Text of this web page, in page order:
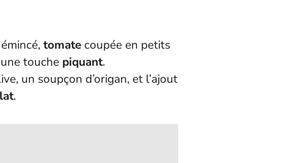
émincé,tomate coupée en petits
touche piquant.
un soupçon d’origan, et l’ajout
.